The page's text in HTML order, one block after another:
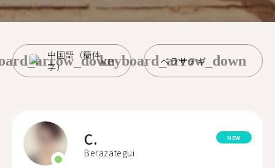
中国語（簡体
字）
ベラサテギ
keyboard_arrow_down
C.
Berazategui
NEW